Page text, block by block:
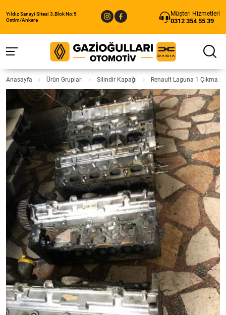
Yıldız Sanayi Sitesi 3.Blok No:5
Ostim/Ankara
Müşteri Hizmetleri
0312 354 55 39
Anasayfa Ürün Grupları Silindir Kapağı Renault Laguna 1 Çıkma